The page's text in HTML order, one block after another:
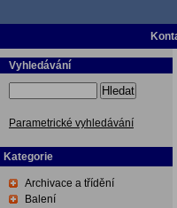
Vyhledávání
Hledat
Parametrické vyhledávání
Kategorie
Archivace a třídění
Balení